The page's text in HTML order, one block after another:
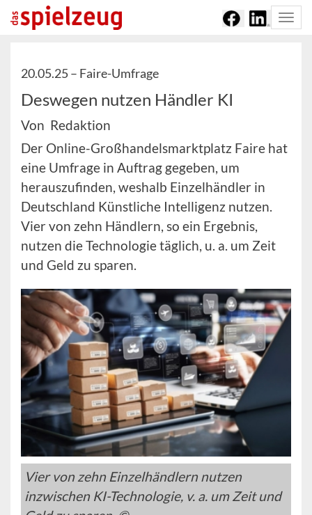
20.05.25 – Faire-Umfrage
Deswegen nutzen Händler KI
Von Redaktion
Der Online-Großhandelsmarktplatz Faire hat
eine Umfrage in Auftrag gegeben, um
herauszufinden, weshalb Einzelhändler in
Deutschland Künstliche Intelligenz nutzen.
Vier von zehn Händlern, so ein Ergebnis,
nutzen die Technologie täglich, u. a. um Zeit
und Geld zu sparen.
Vier von zehn Einzelhändlern nutzen
inzwischen KI-Technologie, v. a. um Zeit und